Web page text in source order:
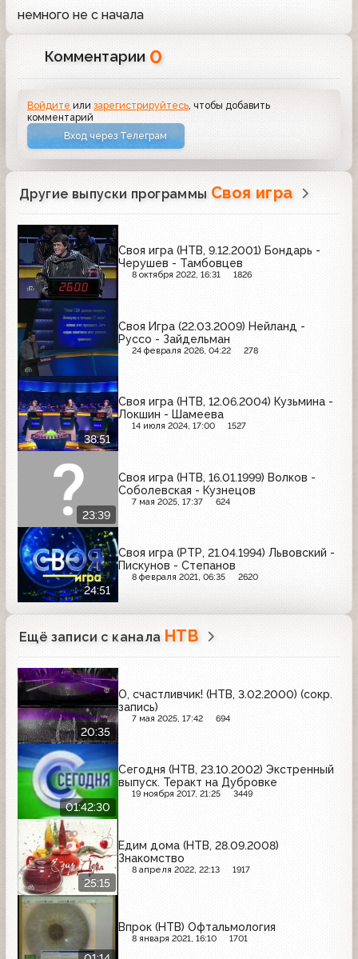
немного не с начала
Комментарии 0
Войдите илизарегистрируйтесь, чтобы добавить
комментарий
Вход через Телеграм
Другие выпуски программы Своя игра
Своя игра (НТВ, 9.12.2001) Бондарь -
Черушев - Тамбовцев
8 октября 2022, 16:31 1826
Своя Игра (22.03.2009) Нейланд -
Руссо - Зайдельман
24 февраля 2026, 04:22 278
38:51
Своя игра (НТВ, 12.06.2004) Кузьмина -
Локшин - Шамеева
14 июля 2024, 17:00 1527
23:39
Своя игра (НТВ, 16.01.1999) Волков -
Соболевская - Кузнецов
7 мая 2025, 17:37 624
24:51
Своя игра (РТР, 21.04.1994) Львовский -
Пискунов - Степанов
8 февраля 2021, 06:35 2620
Ещё записи с канала НТВ
20:35
О, счастливчик! (НТВ, 3.02.2000) (сокр.
запись)
7 мая 2025, 17:42 694
01:42:30
Сегодня (НТВ, 23.10.2002) Экстренный
выпуск. Теракт на Дубровке
19 ноября 2017, 21:25 3449
25:15
Едим дома (НТВ, 28.09.2008)
Знакомство
8 апреля 2022, 22:13 1917
Впрок (НТВ) Офтальмология
8 января 2021, 16:10 1701